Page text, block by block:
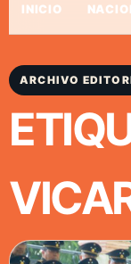
INICIO
ARCHIVO